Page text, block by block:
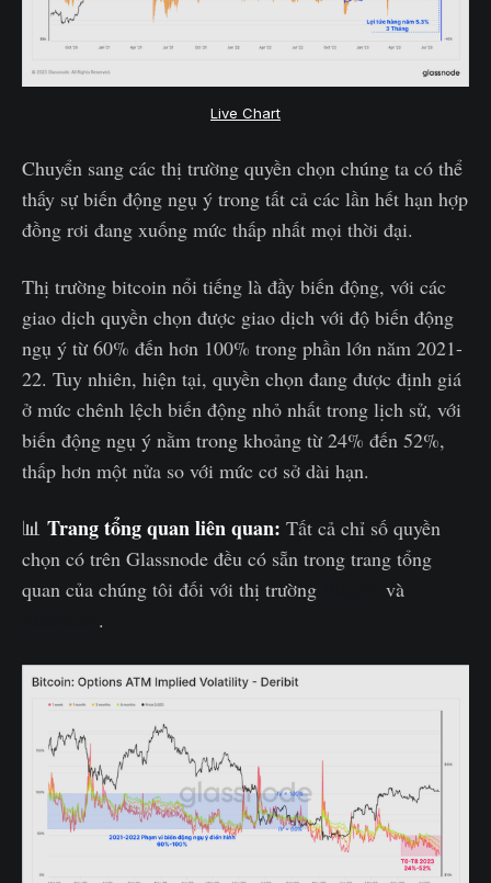
Live Chart
Chuyển sang các thị trường quyền chọn chúng ta có thể
thấy sự biến động ngụ ý trong tất cả các lần hết hạn hợp
đồng rơi đang xuống mức thấp nhất mọi thời đại.
Thị trường bitcoin nổi tiếng là đầy biến động, với các
giao dịch quyền chọn được giao dịch với độ biến động
ngụ ý từ 60% đến hơn 100% trong phần lớn năm 2021-
22. Tuy nhiên, hiện tại, quyền chọn đang được định giá
ở mức chênh lệch biến động nhỏ nhất trong lịch sử, với
biến động ngụ ý nằm trong khoảng từ 24% đến 52%,
thấp hơn một nửa so với mức cơ sở dài hạn.
📊 Trang tổng quan liên quan: Tất cả chỉ số quyền
chọn có trên Glassnode đều có sẵn trong trang tổng
quan của chúng tôi đối với thị trường
và
.